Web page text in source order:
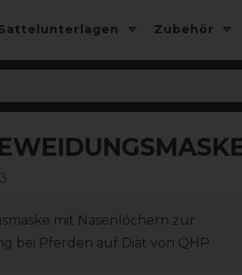
Zubehör
mit Nasenlöchern zur
bei Pferden auf Diät von QHP